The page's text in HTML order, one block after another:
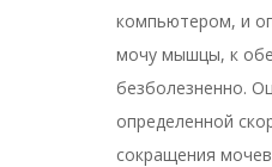
компьютером, и
мочу мышцы, к
безболезненно.
определенной
сокращения